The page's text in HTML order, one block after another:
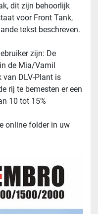
dit zijn behoorlijk
voor Front Tank,
tekst beschreven.
zijn: De
de Mia/Vamil
van DLV-Plant is
rij te bemesten er een
10 tot 15%
online folder in uw